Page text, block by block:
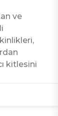
ve
kitlesini